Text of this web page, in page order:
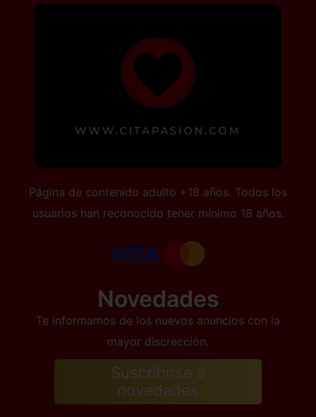
Página de contenido adulto +18 años. Todos los
usuarios han reconocido tener mínimo 18 años.
Novedades
Te informamos de los nuevos anuncios con la
mayor discrección.
Suscribirse a
novedades